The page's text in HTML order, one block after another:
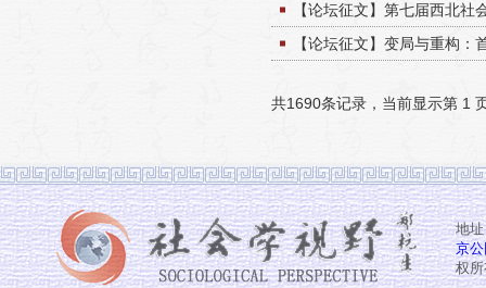
【论坛征文】第七届西北社
【论坛征文】变局与重构
共1690条记录，当前显示第 1
地
京
权